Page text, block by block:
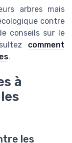
arbres mais
contre
conseils sur le
comment
.
à
les